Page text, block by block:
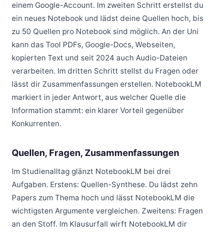
einem Google-Account. Im zweiten Schritt erstellst du
ein neues Notebook und lädst deine Quellen hoch, bis
zu 50 Quellen pro Notebook sind möglich. An der Uni
kann das Tool PDFs, Google-Docs, Webseiten,
kopierten Text und seit 2024 auch Audio-Dateien
verarbeiten. Im dritten Schritt stellst du Fragen oder
lässt dir Zusammenfassungen erstellen. NotebookLM
markiert in jeder Antwort, aus welcher Quelle die
Information stammt: ein klarer Vorteil gegenüber
Konkurrenten.
Quellen, Fragen, Zusammenfassungen
Im Studienalltag glänzt NotebookLM bei drei
Aufgaben. Erstens: Quellen-Synthese. Du lädst zehn
Papers zum Thema hoch und lässt NotebookLM die
wichtigsten Argumente vergleichen. Zweitens: Fragen
an den Stoff. Im Klausurfall wirft NotebookLM dir